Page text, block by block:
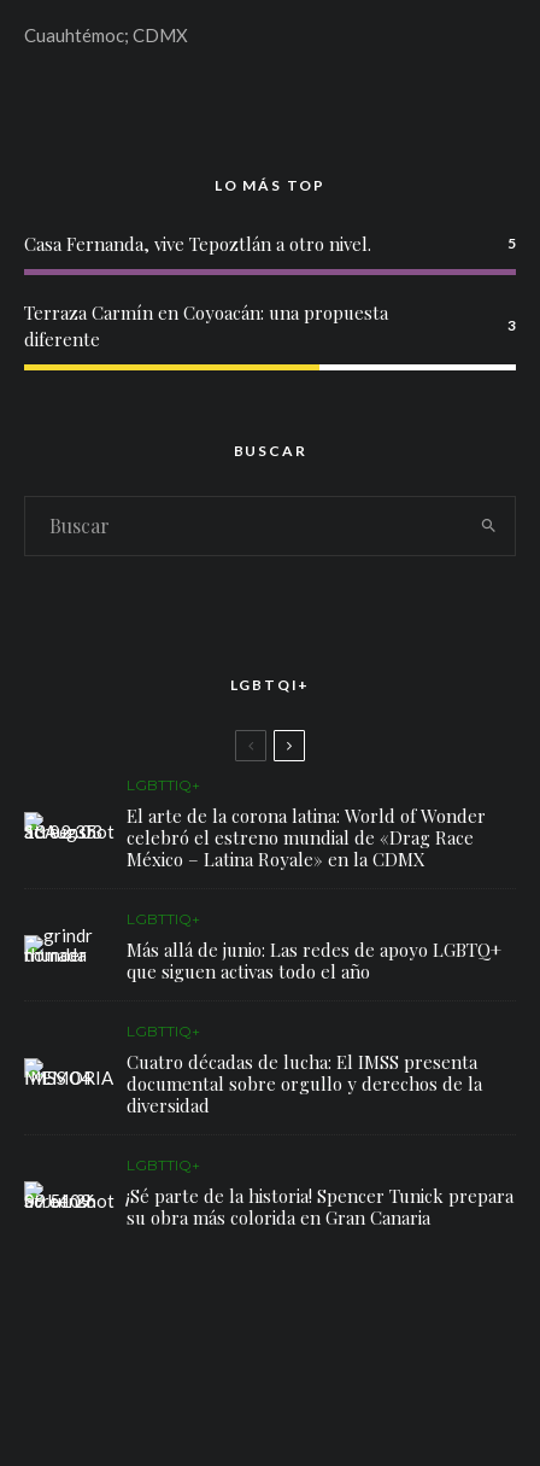
Cuauhtémoc; CDMX
LO MÁS TOP
Casa Fernanda, vive Tepoztlán a otro nivel. 5
Terraza Carmín en Coyoacán: una propuesta
diferente
3
BUSCAR
LGBTQI+
LGBTTIQ+
El arte de la corona latina: World of Wonder
celebró el estreno mundial de «Drag Race
México – Latina Royale» en la CDMX
LGBTTIQ+
Más allá de junio: Las redes de apoyo LGBTQ+
que siguen activas todo el año
LGBTTIQ+
Cuatro décadas de lucha: El IMSS presenta
documental sobre orgullo y derechos de la
diversidad
LGBTTIQ+
¡Sé parte de la historia! Spencer Tunick prepara
su obra más colorida en Gran Canaria